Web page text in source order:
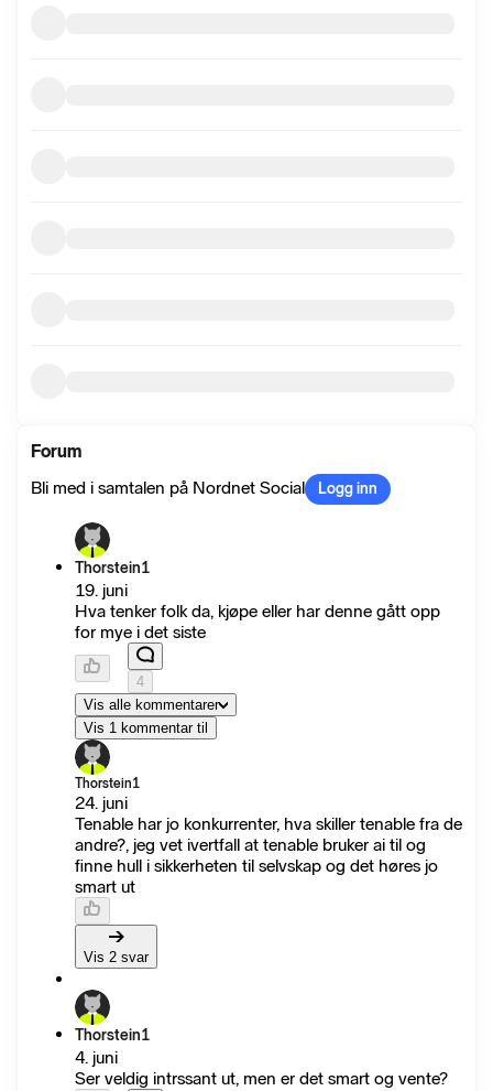
Forum
Bli med i samtalen på Nordnet Social
Logg inn
Thorstein1
19. juni
Hva tenker folk da, kjøpe eller har denne gått opp
for mye i det siste
4
Vis alle kommentarer
Vis 1 kommentar til
Thorstein1
24. juni
Tenable har jo konkurrenter, hva skiller tenable fra de
andre?, jeg vet ivertfall at tenable bruker ai til og
finne hull i sikkerheten til selvskap og det høres jo
smart ut
Vis 2 svar
Thorstein1
4. juni
Ser veldig intrssant ut, men er det smart og vente?